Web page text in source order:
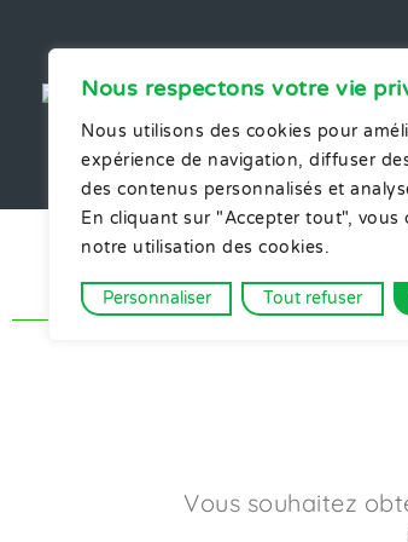
Nous respectons votre vie
Nous utilisons des cookies pour
expérience de navigation, diffuser
des contenus personnalisés et
En cliquant sur "Accepter tout", vous
notre utilisation des cookies.
Personnaliser Tout refuser
iof
du MARAIS
Vous souhaitez